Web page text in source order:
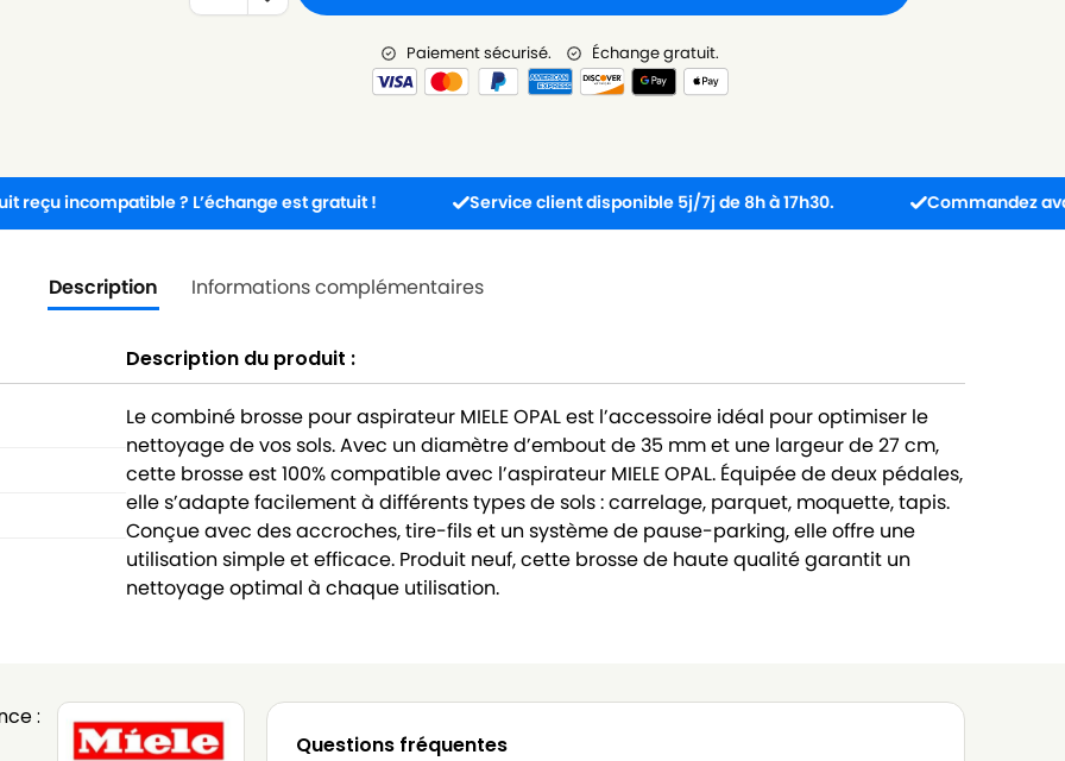
Paiement sécurisé. Échange gratuit.
? L’échange est gratuit ! Service client disponible 5j/7j de 8h à 17h30. Commandez avant 13h :
Description Informations complémentaires
Description du produit :
Le combiné brosse pour aspirateur MIELE OPAL est l’accessoire idéal pour optimiser le
nettoyage de vos sols. Avec un diamètre d’embout de 35 mm et une largeur de 27 cm,
cette brosse est 100% compatible avec l’aspirateur MIELE OPAL. Équipée de deux pédales,
elle s’adapte facilement à différents types de sols : carrelage, parquet, moquette, tapis.
Conçue avec des accroches, tire-fils et un système de pause-parking, elle offre une
utilisation simple et efficace. Produit neuf, cette brosse de haute qualité garantit un
nettoyage optimal à chaque utilisation.
:
Questions fréquentes